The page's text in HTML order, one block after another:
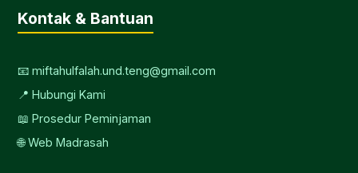
Kontak & Bantuan
📧 miftahulfalah.und.teng@gmail.com
📍 Hubungi Kami
📖 Prosedur Peminjaman
🌐 Web Madrasah